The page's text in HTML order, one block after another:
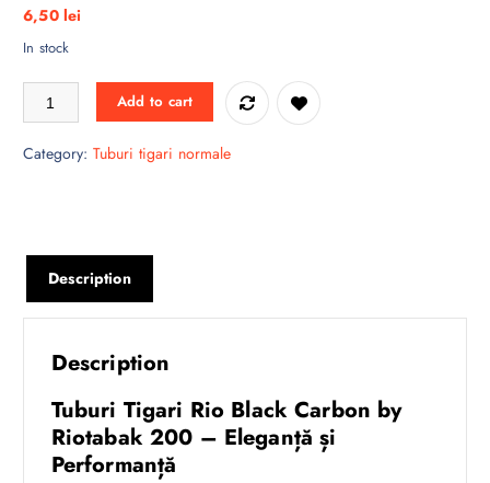
6,50 lei
In stock
Tuburi Tigari Rio Black Carbon by Riotabak 200 quantity
Add to cart
Category: Tuburi tigari normale
Description
Description
Tuburi Tigari Rio Black Carbon by
Riotabak 200 – Eleganță și
Performanță